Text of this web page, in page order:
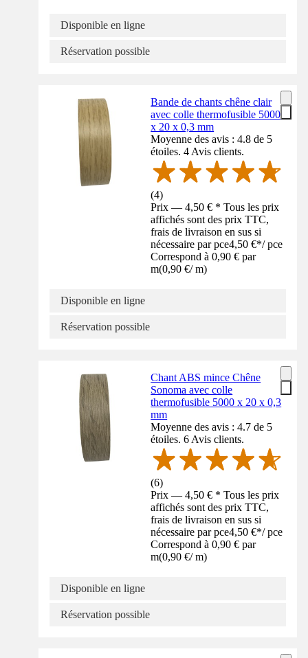
Disponible en ligne
Réservation possible
Bande de chants chêne clair
avec colle thermofusible 5000
x 20 x 0,3 mm
Moyenne des avis : 4.8 de 5
étoiles. 4 Avis clients.
(4)
Prix — 4,50 € * Tous les prix
affichés sont des prix TTC,
frais de livraison en sus si
nécessaire par pce4,50 €*/ pce
Correspond à 0,90 € par
m(0,90 €/ m)
Disponible en ligne
Réservation possible
Chant ABS mince Chêne
Sonoma avec colle
thermofusible 5000 x 20 x 0,3
mm
Moyenne des avis : 4.7 de 5
étoiles. 6 Avis clients.
(6)
Prix — 4,50 € * Tous les prix
affichés sont des prix TTC,
frais de livraison en sus si
nécessaire par pce4,50 €*/ pce
Correspond à 0,90 € par
m(0,90 €/ m)
Disponible en ligne
Réservation possible